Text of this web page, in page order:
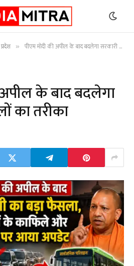
» पीएम मोदी की अपील के बाद बदलेगा सरकारी काफिलों का तरीका
के बाद बदलेगा
का तरीका